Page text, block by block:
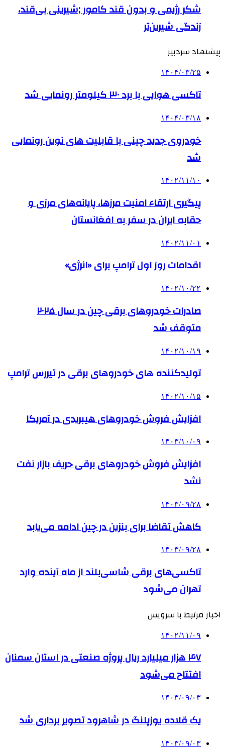
شکر رژیمی و بدون قند کامور ;شیرینی بی‌قند،
زندگی شیرین‌تر
پیشنهاد سردبیر
۱۴۰۴/۰۳/۲۵
تاکسی هوایی با برد ۳۰ کیلومتر رونمایی شد
۱۴۰۴/۰۳/۱۸
خودروی جدید چینی با قابلیت های نوین رونمایی
شد
۱۴۰۲/۱۱/۱۰
پیگیری ارتقاء امنیت مرزها، پایانه‌های مرزی و
حقابه ایران در سفر به افغانستان
۱۴۰۲/۱۱/۰۱
اقدامات روز اول ترامپ برای «انرژی»
۱۴۰۲/۱۰/۲۲
صادرات خودروهای برقی چین در سال ۲۰۲۵
متوقف شد
۱۴۰۲/۱۰/۱۹
تولیدکننده های خودروهای برقی در تیررس ترامپ
۱۴۰۲/۱۰/۱۵
افزایش فروش خودروهای هیبریدی در آمریکا
۱۴۰۳/۱۰/۰۹
افزایش فروش خودروهای برقی حریف بازار نفت
نشد
۱۴۰۳/۰۹/۲۸
کاهش تقاضا برای بنزین در چین ادامه می‌یابد
۱۴۰۳/۰۹/۲۸
تاکسی‌های برقی شاسی‌بلند از ماه آینده وارد
تهران می‌شود
اخبار مرتبط با سرویس
۱۴۰۲/۱۱/۰۹
۴۷ هزار میلیارد ریال پروژه صنعتی در استان سمنان
افتتاح می‌شود
۱۴۰۳/۰۹/۰۳
یک قلاده یوزپلنگ در شاهرود تصویر برداری شد
۱۴۰۳/۰۹/۰۳